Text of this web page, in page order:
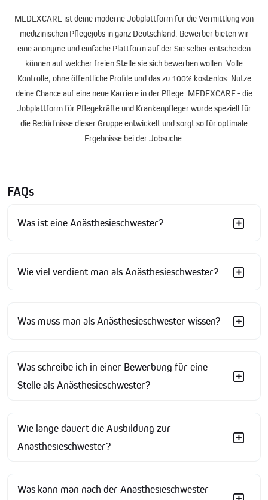
MEDEXCARE ist deine moderneJobplattformfür die Vermittlung von
medizinischenPflegejobs in ganz Deutschland. Bewerber bieten wir
eine anonyme und einfache Plattform auf der Sie selber entscheiden
können auf welcher freien Stelle sie sich bewerben wollen. Volle
Kontrolle, ohne öffentliche Profile und das zu 100% kostenlos. Nutze
deine Chance auf eine neue Karriere in der Pflege. MEDEXCARE - die
Jobplattform für Pflegekräfte und Krankenpflegerwurde speziell für
die Bedürfnisse dieser Gruppe entwickelt und sorgt so für optimale
Ergebnisse bei der Jobsuche.
FAQs
Was ist eine Anästhesieschwester?
Wie viel verdient man als Anästhesieschwester?
Was muss man als Anästhesieschwester wissen?
Was schreibe ich in einer Bewerbung für eine
Stelle als Anästhesieschwester?
Wie lange dauert die Ausbildung zur
Anästhesieschwester?
Was kann man nach der Anästhesieschwester